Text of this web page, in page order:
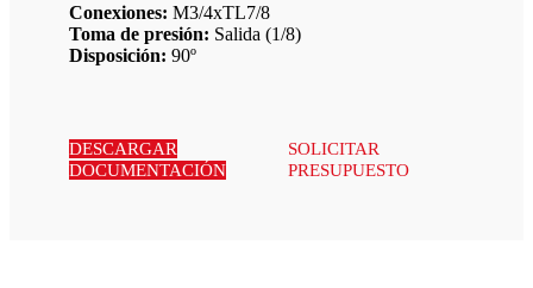
Conexiones: M3/4xTL7/8
Toma de presión: Salida (1/8)
Disposición: 90º
DESCARGAR
DOCUMENTACIÓN
SOLICITAR
PRESUPUESTO